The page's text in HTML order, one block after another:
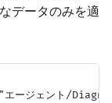
データのみを適
エージェント/